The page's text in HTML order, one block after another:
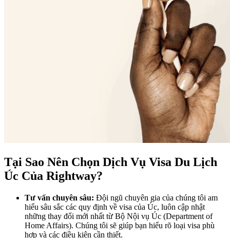
Tại Sao Nên Chọn Dịch Vụ Visa Du Lịch
Úc Của Rightway?
Tư vấn chuyên sâu: Đội ngũ chuyên gia của chúng tôi am
hiểu sâu sắc các quy định về visa của Úc, luôn cập nhật
những thay đổi mới nhất từ Bộ Nội vụ Úc (Department of
Home Affairs). Chúng tôi sẽ giúp bạn hiểu rõ loại visa phù
hợp và các điều kiện cần thiết.